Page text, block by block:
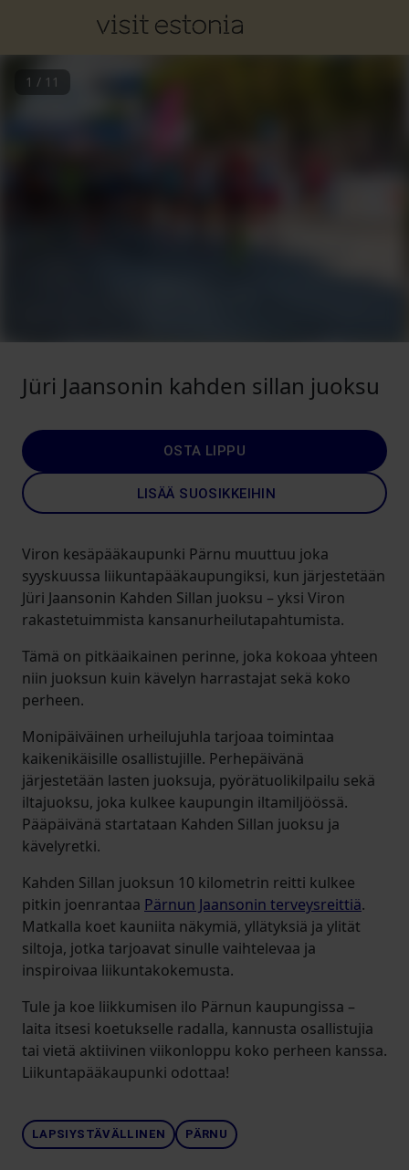
1 / 11
Jüri Jaansonin kahden sillan juoksu
OSTA LIPPU
LISÄÄ SUOSIKKEIHIN
Viron kesäpääkaupunki Pärnu muuttuu joka
syyskuussa liikuntapääkaupungiksi, kun järjestetään
Jüri Jaansonin Kahden Sillan juoksu – yksi Viron
rakastetuimmista kansanurheilutapahtumista.
Tämä on pitkäaikainen perinne, joka kokoaa yhteen
niin juoksun kuin kävelyn harrastajat sekä koko
perheen.
Monipäiväinen urheilujuhla tarjoaa toimintaa
kaikenikäisille osallistujille. Perhepäivänä
järjestetään lasten juoksuja, pyörätuolikilpailu sekä
iltajuoksu, joka kulkee kaupungin iltamiljöössä.
Pääpäivänä startataan Kahden Sillan juoksu ja
kävelyretki.
Kahden Sillan juoksun 10 kilometrin reitti kulkee
pitkin joenrantaa Pärnun Jaansonin terveysreittiä.
Matkalla koet kauniita näkymiä, yllätyksiä ja ylität
siltoja, jotka tarjoavat sinulle vaihtelevaa ja
inspiroivaa liikuntakokemusta.
Tule ja koe liikkumisen ilo Pärnun kaupungissa –
laita itsesi koetukselle radalla, kannusta osallistujia
tai vietä aktiivinen viikonloppu koko perheen kanssa.
Liikuntapääkaupunki odottaa!
LAPSIYSTÄVÄLLINEN PÄRNU